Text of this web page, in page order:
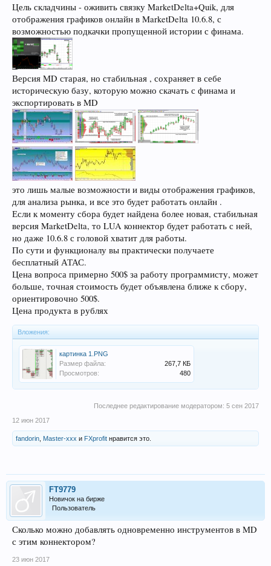
Цель складчины - оживить связку MarketDelta+Quik, для
отображения графиков онлайн в MarketDelta 10.6.8, с
возможностью подкачки пропущенной истории с финама.
Версия MD старая, но стабильная , сохраняет в себе
историческую базу, которую можно скачать с финама и
экспортировать в MD
это лишь малые возможности и виды отображения графиков,
для анализа рынка, и все это будет работать онлайн .
Если к моменту сбора будет найдена более новая, стабильная
версия MarketDelta, то LUA коннектор будет работать с ней,
но даже 10.6.8 с головой хватит для работы.
По сути и функционалу вы практически получаете
бесплатный АТАС.
Цена вопроса примерно 500$ за работу программисту, может
больше, точная стоимость будет объявлена ближе к сбору,
ориентировочно 500$.
Цена продукта в рублях
Вложения:
картинка 1.PNG
Размер файла:
267,7 КБ
Просмотров:
480
Последнее редактирование модератором: 5 сен 2017
12 июн 2017
fandorin Master-xxx и FXprofit нравится это.
FT9779
Новичок на бирже
Пользователь
Сколько можно добавлять одновременно инструментов в MD
с этим коннектором?
23 июн 2017